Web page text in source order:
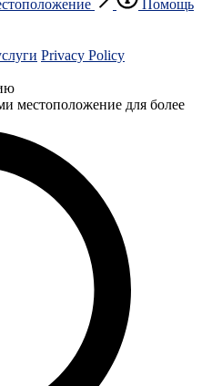
Помощь
Privacy Policy
местоположение для более